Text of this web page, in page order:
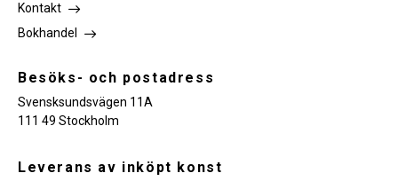
Kontakt
Bokhandel
Besöks- och postadress
Svensksundsvägen 11A
111 49 Stockholm
Leverans av inköpt konst